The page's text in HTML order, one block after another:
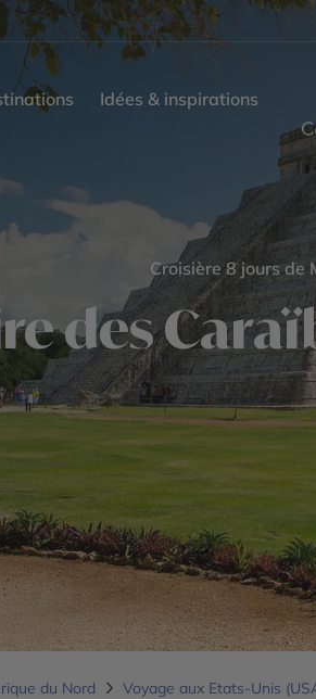
Idées & inspirations
Croisière 8 jours de
des
du Nord
Voyage aux Etats-Unis